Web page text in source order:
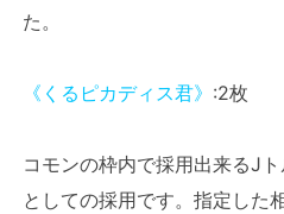
た。
《くるピカディス君》 :2枚
コモンの枠内で採用出来るJ
としての採用です。指定した